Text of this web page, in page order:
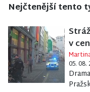
Nejčtenější tento
v
05. 08.